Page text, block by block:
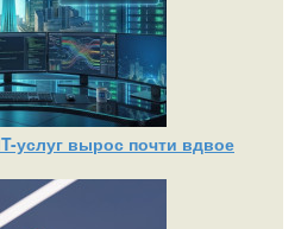
услуг вырос почти вдвое